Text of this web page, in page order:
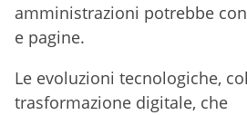
amministrazioni potrebbe
e pagine.
Le evoluzioni tecnologiche,
trasformazione digitale, che